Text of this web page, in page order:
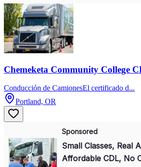
Chemeketa Community College
Conducción de CamionesEl certificado d...
Portland, OR